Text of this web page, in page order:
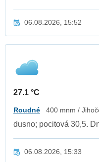
06.08.2026, 15:52
27.1 °C
Roudné 400 mnm /
dusno; pocitová 30,5.
06.08.2026, 15:33